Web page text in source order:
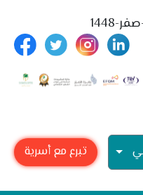
تبرع مع أسرية